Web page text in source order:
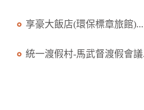
享豪大飯店(環保標章旅館)...
統一渡假村-馬武督渡假會議